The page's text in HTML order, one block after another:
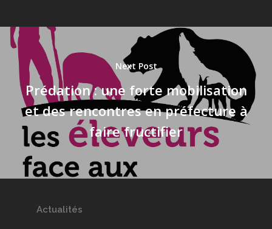
Next Post
Prédation : une forte mobilisation
et des rencontres en préfecture à
faire fructifier
Actualités